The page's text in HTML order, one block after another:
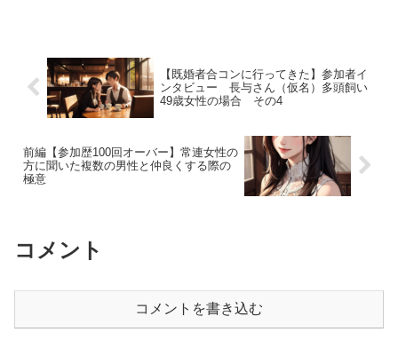
【既婚者合コンに行ってきた】参加者イ
ンタビュー 長与さん（仮名）多頭飼い
49歳女性の場合 その4
前編【参加歴100回オーバー】常連女性の
方に聞いた複数の男性と仲良くする際の
極意
コメント
コメントを書き込む